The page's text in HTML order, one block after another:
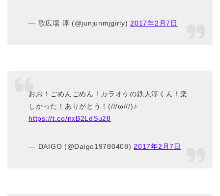
— 歌広場 淳 (@junjunmjgirly)2017年2月7日
おお！ごめんごめん！カラオケの鉄人淳くん！楽
しかった！ありがとう！(///ω///)♪
https://t.co/nxB2LdSu28
— DAIGO (@Daigo19780408) 2017年2月7日